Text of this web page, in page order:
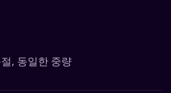
, 동일한 중량